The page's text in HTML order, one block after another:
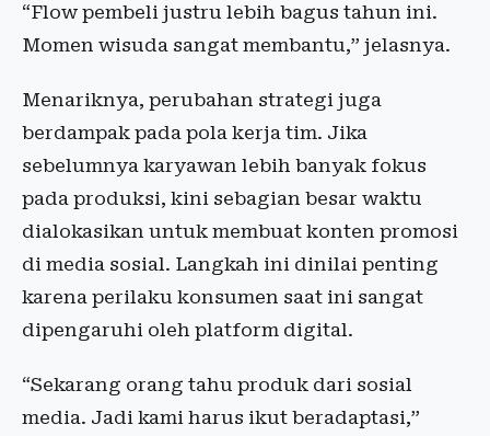
“Flow pembeli justru lebih bagus tahun ini.
Momen wisuda sangat membantu,” jelasnya.
Menariknya, perubahan strategi juga
berdampak pada pola kerja tim. Jika
sebelumnya karyawan lebih banyak fokus
pada produksi, kini sebagian besar waktu
dialokasikan untuk membuat konten promosi
di media sosial. Langkah ini dinilai penting
karena perilaku konsumen saat ini sangat
dipengaruhi oleh platform digital.
“Sekarang orang tahu produk dari sosial
media. Jadi kami harus ikut beradaptasi,”